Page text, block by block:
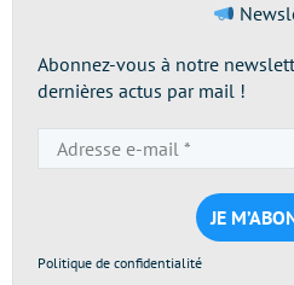
Abonnez-vous à notre
dernières actus par mail !
e-
*
Politique de confidentialité